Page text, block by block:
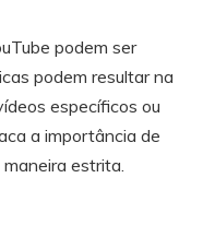
podem ser
podem resultar na
específicos ou
a importância de
estrita.